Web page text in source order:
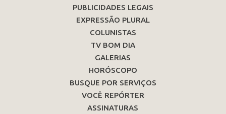
PUBLICIDADES LEGAIS
EXPRESSÃO PLURAL
COLUNISTAS
TV BOM DIA
GALERIAS
HORÓSCOPO
BUSQUE POR SERVIÇOS
VOCÊ REPÓRTER
ASSINATURAS